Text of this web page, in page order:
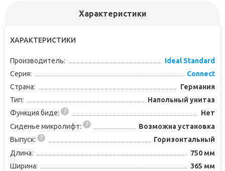
Характеристики
ХАРАКТЕРИСТИКИ
Производитель:
Ideal Standard
Серия:
Connect
Страна:
Германия
Тип:
Напольный унитаз
Функция биде:
Нет
Сиденье микролифт:
Возможна установка
Выпуск:
Горизонтальный
Длина:
750 мм
Ширина:
365 мм